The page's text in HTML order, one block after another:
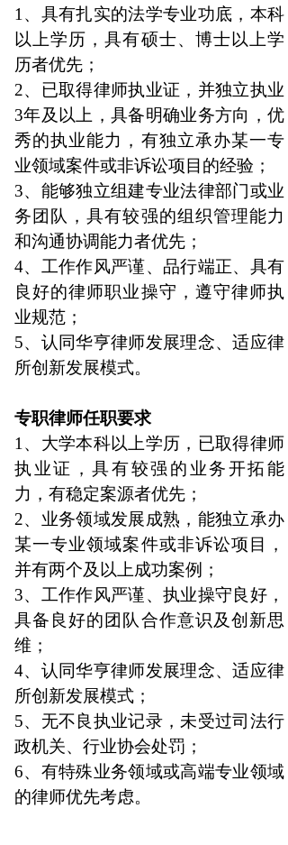
1、具有扎实的法学专业功底，本科
以上学历，具有硕士、博士以上学
历者优先；
2、已取得律师执业证，并独立执业
3年及以上，具备明确业务方向，优
秀的执业能力，有独立承办某一专
业领域案件或非诉讼项目的经验；
3、能够独立组建专业法律部门或业
务团队，具有较强的组织管理能力
和沟通协调能力者优先；
4、工作作风严谨、品行端正、具有
良好的律师职业操守，遵守律师执
业规范；
5、认同华亨律师发展理念、适应律
所创新发展模式。
专职律师任职要求
1、大学本科以上学历，已取得律师
执业证，具有较强的业务开拓能
力，有稳定案源者优先；
2、业务领域发展成熟，能独立承办
某一专业领域案件或非诉讼项目，
并有两个及以上成功案例；
3、工作作风严谨、执业操守良好，
具备良好的团队合作意识及创新思
维；
4、认同华亨律师发展理念、适应律
所创新发展模式；
5、无不良执业记录，未受过司法行
政机关、行业协会处罚；
6、有特殊业务领域或高端专业领域
的律师优先考虑。